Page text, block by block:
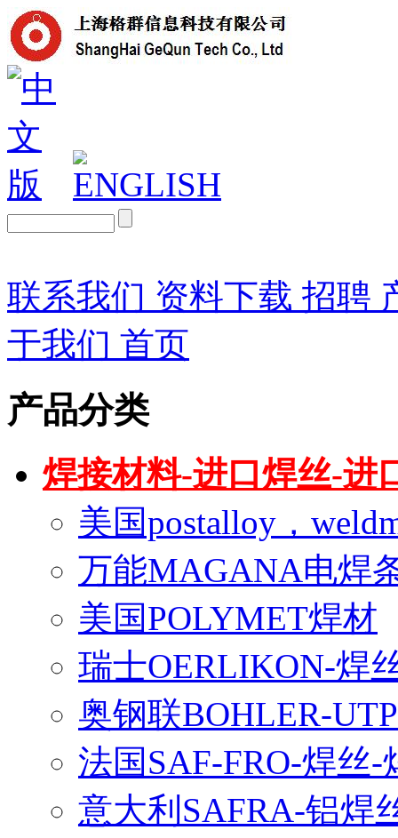
联系我们 资料下载 招聘
于我们 首页
产品分类
焊接材料-进口焊丝-进
美国postalloy，
万能MAGANA电焊
美国POLYMET焊材
瑞士OERLIKON-焊
奥钢联BOHLER-
法国SAF-FRO-焊丝-
意大利SAFRA-铝焊